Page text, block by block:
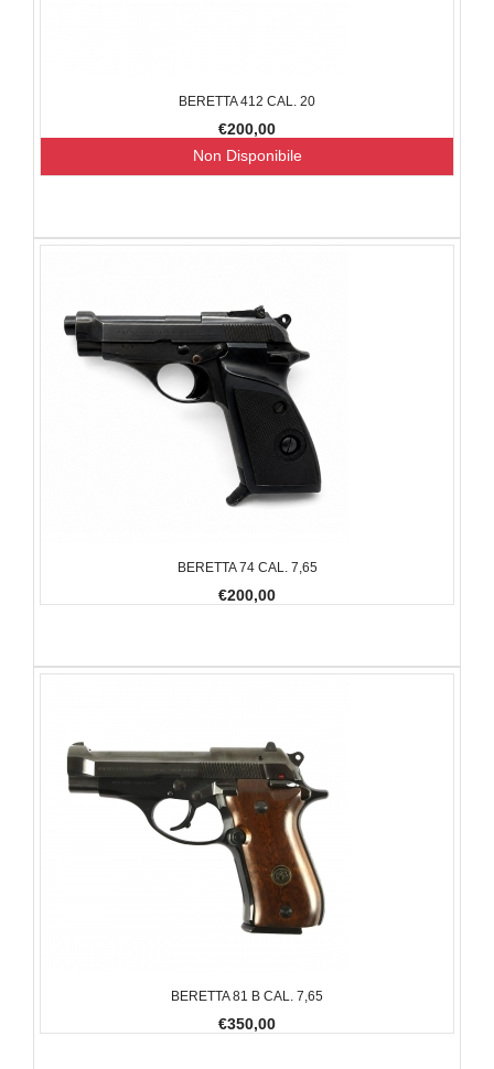
BERETTA 412 CAL. 20
€200,00
Non Disponibile
BERETTA 74 CAL. 7,65
€200,00
BERETTA 81 B CAL. 7,65
€350,00